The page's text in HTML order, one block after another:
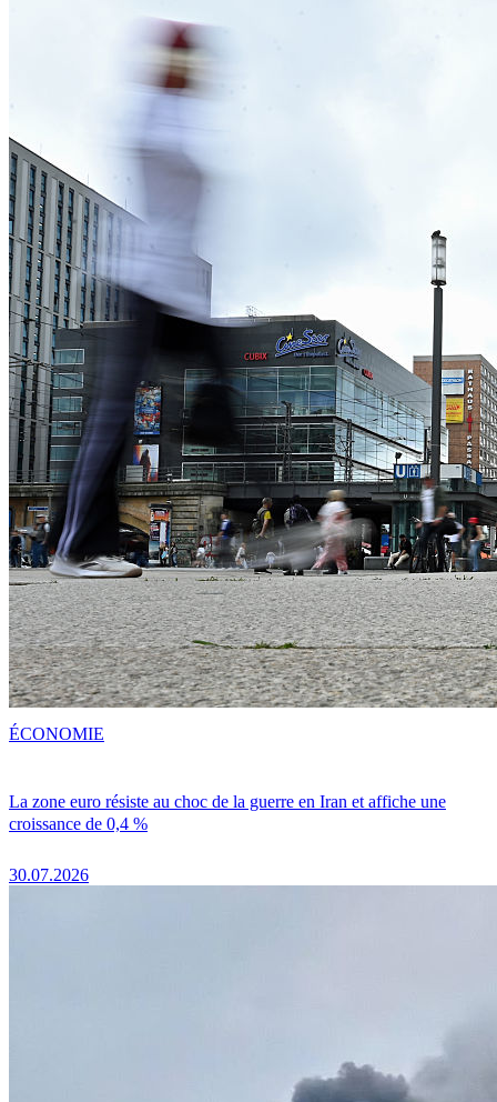
La zone euro résiste au choc de la guerre en Iran et affiche une
croissance de 0,4 %
30.07.2026
ÉCONOMIE